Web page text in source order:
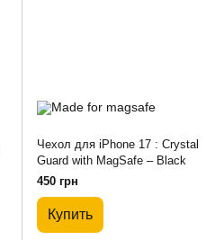
Чехол для iPhone 17 : Crystal
Guard with MagSafe – Black
450 грн
Купить